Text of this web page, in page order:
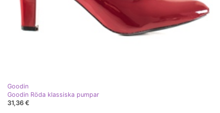
Goodin
Goodin Röda klassiska pumpar
31,36 €